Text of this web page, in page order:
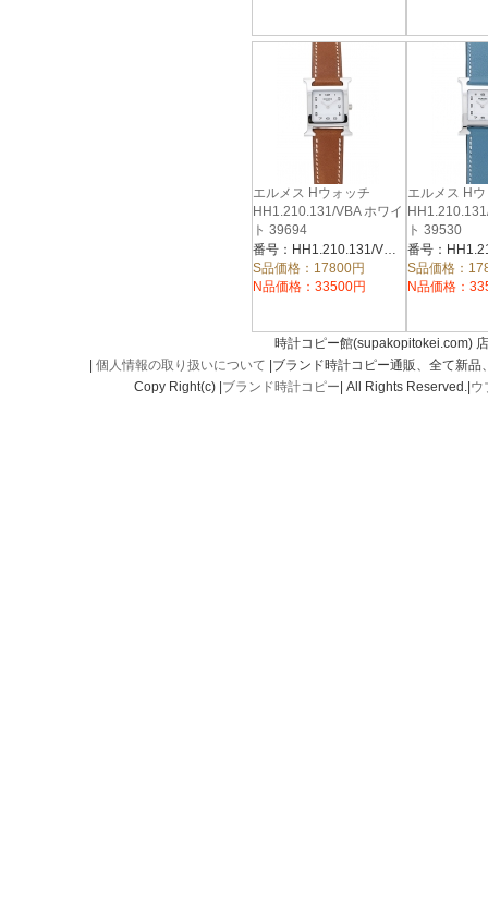
エルメス Hウォッチ
HH1.210.131/VBA ホワイ
ト 39694
番号：HH1.210.131/VBA
S品価格：17800円
N品価格：33500円
エルメス H
ト 39530
S品価格：
N品価格：
時計コピー館(supakopitokei.com)
個人情報の取り扱いについて |ブランド時計コピー通販、全て新
Copy Right(c) | ブランド時計コピー | All Rights Reserved.| ウ